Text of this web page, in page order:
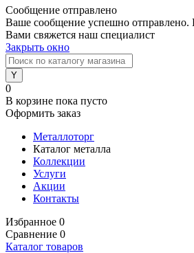
Сообщение отправлено
Ваше сообщение успешно
Вами свяжется наш специалист
Закрыть окно
0
В корзине пока пусто
Оформить заказ
Металлоторг
Каталог металла
Коллекции
Услуги
Акции
Контакты
Избранное 0
Сравнение 0
Каталог товаров